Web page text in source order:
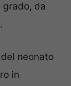
da
neonato
in